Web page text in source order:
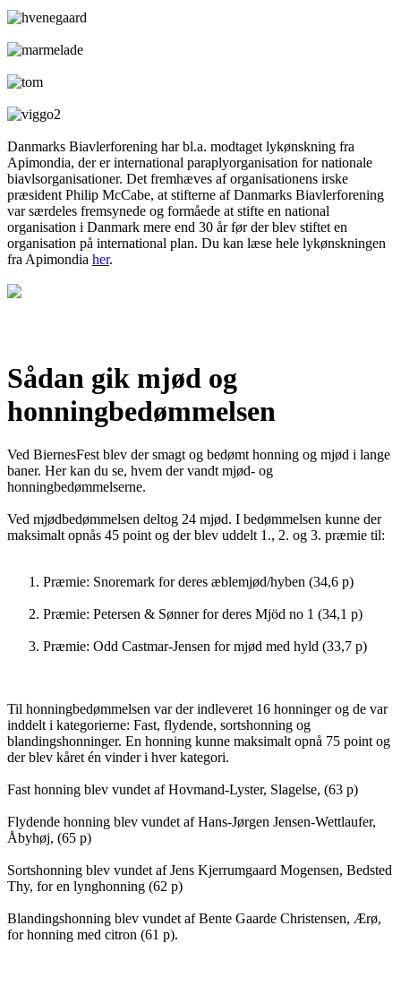
Danmarks Biavlerforening har bl.a. modtaget lykønskning fra
Apimondia, der er international paraplyorganisation for nationale
biavlsorganisationer. Det fremhæves af organisationens irske
præsident Philip McCabe, at stifterne af Danmarks Biavlerforening
var særdeles fremsynede og formåede at stifte en national
organisation i Danmark mere end 30 år før der blev stiftet en
organisation på international plan. Du kan læse hele lykønskningen
fra Apimondia her.
Sådan gik mjød og
honningbedømmelsen
Ved BiernesFest blev der smagt og bedømt honning og mjød i lange
baner. Her kan du se, hvem der vandt mjød- og
honningbedømmelserne.
Ved mjødbedømmelsen deltog 24 mjød. I bedømmelsen kunne der
maksimalt opnås 45 point og der blev uddelt 1., 2. og 3. præmie til:
Præmie: Snoremark for deres æblemjød/hyben (34,6 p)
Præmie: Petersen & Sønner for deres Mjöd no 1 (34,1 p)
Præmie: Odd Castmar-Jensen for mjød med hyld (33,7 p)
Til honningbedømmelsen var der indleveret 16 honninger og de var
inddelt i kategorierne: Fast, flydende, sortshonning og
blandingshonninger. En honning kunne maksimalt opnå 75 point og
der blev kåret én vinder i hver kategori.
Fast honning blev vundet af Hovmand-Lyster, Slagelse, (63 p)
Flydende honning blev vundet af Hans-Jørgen Jensen-Wettlaufer,
Åbyhøj, (65 p)
Sortshonning blev vundet af Jens Kjerrumgaard Mogensen, Bedsted
Thy, for en lynghonning (62 p)
Blandingshonning blev vundet af Bente Gaarde Christensen, Ærø,
for honning med citron (61 p).